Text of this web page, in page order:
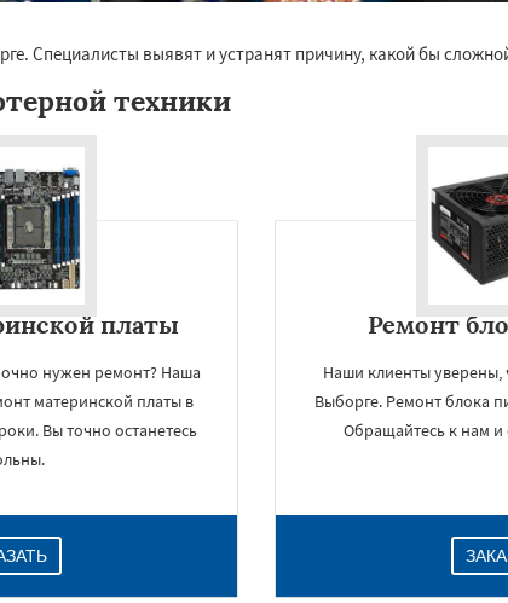
Специалисты выявят и устранят причину, какой бы
техники
платы
нужен ремонт? Наша
материнской платы в
Вы точно останетесь
Ремонт
Наши клиенты уверены,
Выборге. Ремонт блока
Обращайтесь к нам и